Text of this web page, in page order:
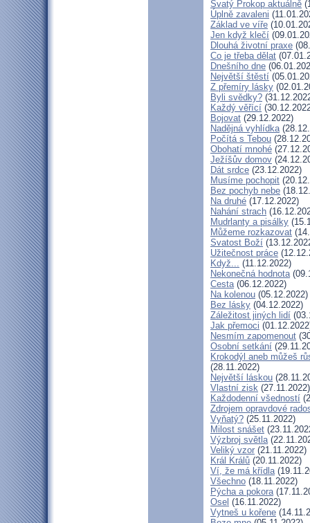
Svatý Prokop aktuálně
Úplně zavaleni
Základ ve víře
Jen když klečí
Dlouhá životní praxe
Co je třeba dělat
Dnešního dne
Největší štěstí
Z přemíry lásky
Byli svědky?
Každý věřící
Bojovat (29.12.2022)
Nadějná vyhlídka
Počítá s Tebou
Obohatí mnohé
Ježíšův domov
Dát srdce (23.12.2022)
Musíme pochopit
Bez pochyb nebe
Na druhé (17.12.2022)
Nahání strach
Mudrlanty a pisálky
Můžeme rozkazovat
Svatost Boží
Užitečnost práce
Když... (11.12.2022)
Nekonečná hodnota
Cesta(06.12.2022)
Na kolenou (05.12.2022)
Bez lásky (04.12.2022)
Záležitost jiných lidí
Jak přemoci
Nesmím zapomenout
Osobní setkání
Krokodýl aneb můžeš
(28.11.2022)
Největší láskou
Vlastní zisk (27.11.2022)
Každodenní všedností
Zdrojem opravdové
Vyňatý? (25.11.2022)
Milost snášet
Výzbroj světla
Veliký vzor (21.11.2022)
Král Králů (20.11.2022)
Ví, že má křídla
Všechno (18.11.2022)
Pýcha a pokora
Osel (16.11.2022)
Vytneš u kořene